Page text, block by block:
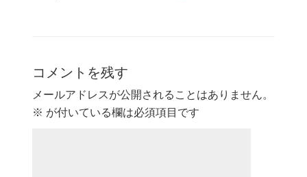
コメントを残す
メールアドレスが公開されることはありません。
※ が付いている欄は必須項目です